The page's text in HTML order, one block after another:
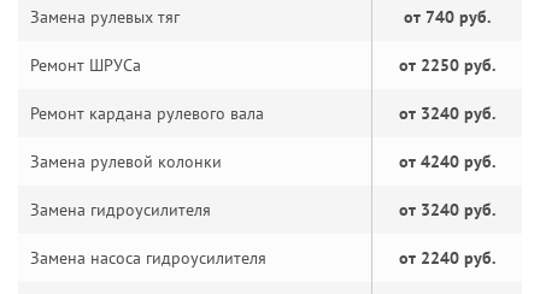
Замена рулевых тяг от 740 руб.
Ремонт ШРУСа от 2250 руб.
Ремонт кардана рулевого вала от 3240 руб.
Замена рулевой колонки от 4240 руб.
Замена гидроусилителя от 3240 руб.
Замена насоса гидроусилителя от 2240 руб.